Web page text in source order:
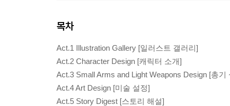
목차
Act.1 Illustration Gallery [일러스트 갤러리]
Act.2 Character Design [캐릭터 소개]
Act.3 Small Arms and Light Weapons Design [총기
Act.4 Art Design [미술 설정]
Act.5 Story Digest [스토리 해설]